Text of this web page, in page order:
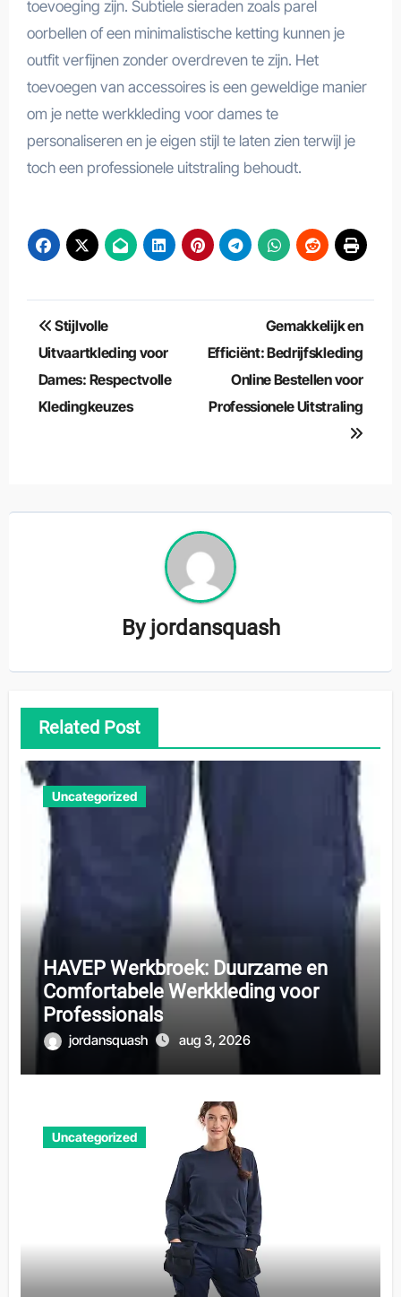
toevoeging zijn. Subtiele sieraden zoals parel
oorbellen of een minimalistische ketting kunnen je
outfit verfijnen zonder overdreven te zijn. Het
toevoegen van accessoires is een geweldige manier
om je nette werkkleding voor dames te
personaliseren en je eigen stijl te laten zien terwijl je
toch een professionele uitstraling behoudt.
Berichtnavigatie
Stijlvolle
Uitvaartkleding voor
Dames: Respectvolle
Kledingkeuzes
Gemakkelijk en
Efficiënt: Bedrijfskleding
Online Bestellen voor
Professionele Uitstraling
By jordansquash
Related Post
Uncategorized
HAVEP Werkbroek: Duurzame en
Comfortabele Werkkleding voor
Professionals
jordansquash aug 3, 2026
Uncategorized